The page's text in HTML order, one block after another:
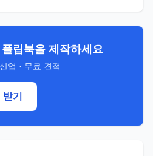
립북을 제작하세요
업 · 무료 견적
기